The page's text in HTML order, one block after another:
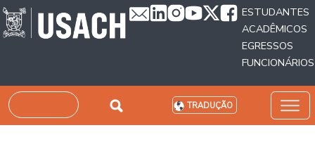
Passar para o conteúdo principal
ESTUDANTES
ACADÊMICOS
EGRESSOS
FUNCIONÁRIOS
Pesquisar TRADUÇÃO